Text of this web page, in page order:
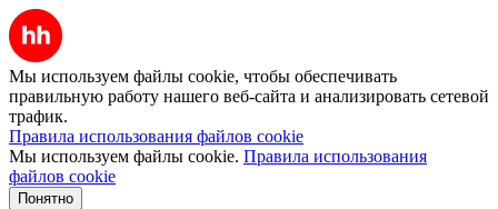
Мы используем файлы cookie, чтобы обеспечивать
правильную работу нашего веб-сайта и анализировать сетевой
трафик.
Правила использования файлов cookie
Мы используем файлы cookie. Правила использования
файлов cookie
Понятно